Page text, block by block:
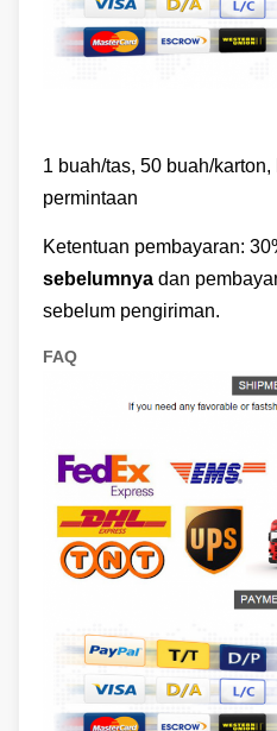
1 buah/tas, 50 buah/
permintaan
Ketentuan pembayaran:
sebelumnya dan
sebelum pengiriman.
FAQ